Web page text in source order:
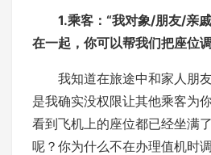
1.乘客：“我对象/朋友/亲
在一起，你可以帮我们把座位
我知道在旅途中和家人朋友
是我确实没权限让其他乘客为
看到飞机上的座位都已经坐满
呢？你为什么不在办理值机时